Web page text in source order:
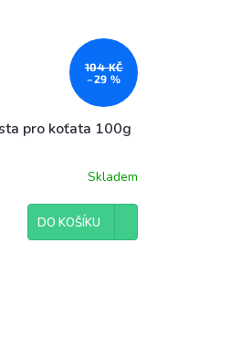
104 KČ
–29 %
pro koťata 100g
Skladem
DO KOŠÍKU